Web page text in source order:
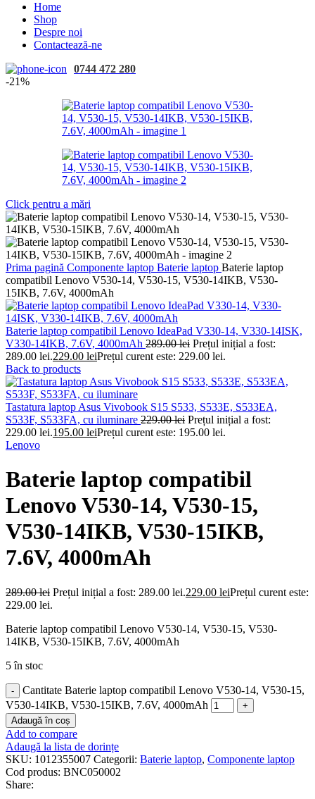
Home
Shop
Despre noi
Contactează-ne
0744 472 280
-21%
Click pentru a mări
Prima pagină Componente laptop Baterie laptop Baterie laptop
compatibil Lenovo V530-14, V530-15, V530-14IKB, V530-
15IKB, 7.6V, 4000mAh
Baterie laptop compatibil Lenovo IdeaPad V330-14, V330-14ISK,
V330-14IKB, 7.6V, 4000mAh 289.00lei Prețul inițial a fost:
289.00 lei.229.00 leiPrețul curent este: 229.00 lei.
Back to products
Tastatura laptop Asus Vivobook S15 S533, S533E, S533EA,
S533F, S533FA, cu iluminare 229.00lei Prețul inițial a fost:
229.00 lei.195.00 leiPrețul curent este: 195.00 lei.
Lenovo
Baterie laptop compatibil
Lenovo V530-14, V530-15,
V530-14IKB, V530-15IKB,
7.6V, 4000mAh
289.00lei Prețul inițial a fost: 289.00 lei.229.00 leiPrețul curent este:
229.00 lei.
Baterie laptop compatibil Lenovo V530-14, V530-15, V530-
14IKB, V530-15IKB, 7.6V, 4000mAh
5 în stoc
Cantitate Baterie laptop compatibil Lenovo V530-14, V530-15,
V530-14IKB, V530-15IKB, 7.6V, 4000mAh
Adaugă în coș
Add to compare
Adaugă la lista de dorințe
SKU: 1012355007 Categorii: Baterie laptop, Componente laptop
Cod produs: BNC050002
Share: